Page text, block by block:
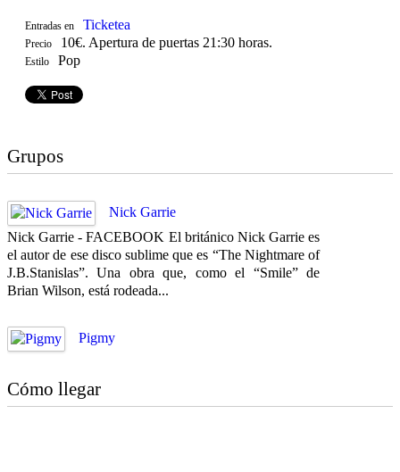
Entradas en Ticketea
Precio 10€. Apertura de puertas 21:30 horas.
Estilo Pop
Grupos
Nick Garrie
Nick Garrie - FACEBOOK El británico Nick Garrie es
el autor de ese disco sublime que es “The Nightmare of
J.B.Stanislas”. Una obra que, como el “Smile” de
Brian Wilson, está rodeada...
Pigmy
Cómo llegar